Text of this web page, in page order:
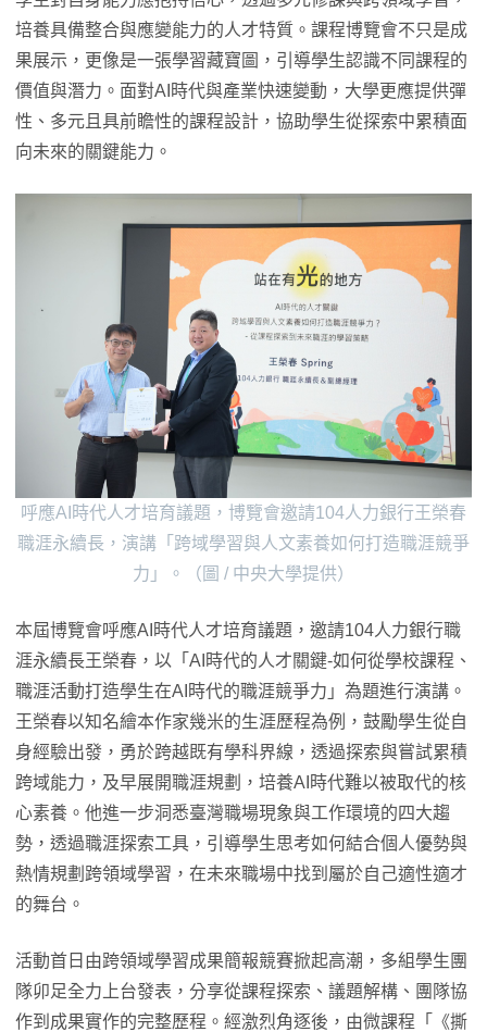
培養具備整合與應變能力的人才特質。課程博覽會不只是成
果展示，更像是一張學習藏寶圖，引導學生認識不同課程的
價值與潛力。面對AI時代與產業快速變動，大學更應提供彈
性、多元且具前瞻性的課程設計，協助學生從探索中累積面
向未來的關鍵能力。
呼應AI時代人才培育議題，博覽會邀請104人力銀行王榮春
職涯永續長，演講「跨域學習與人文素養如何打造職涯競爭
力」。（圖 / 中央大學提供）
本屆博覽會呼應AI時代人才培育議題，邀請104人力銀行職
涯永續長王榮春，以「AI時代的人才關鍵-如何從學校課程、
職涯活動打造學生在AI時代的職涯競爭力」為題進行演講。
王榮春以知名繪本作家幾米的生涯歷程為例，鼓勵學生從自
身經驗出發，勇於跨越既有學科界線，透過探索與嘗試累積
跨域能力，及早展開職涯規劃，培養AI時代難以被取代的核
心素養。他進一步洞悉臺灣職場現象與工作環境的四大趨
勢，透過職涯探索工具，引導學生思考如何結合個人優勢與
熱情規劃跨領域學習，在未來職場中找到屬於自己適性適才
的舞台。
活動首日由跨領域學習成果簡報競賽掀起高潮，多組學生團
隊卯足全力上台發表，分享從課程探索、議題解構、團隊協
作到成果實作的完整歷程。經激烈角逐後，由微課程「《撕